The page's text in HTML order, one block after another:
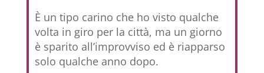
È un tipo carino che ho visto qualche
volta in giro per la città, ma un giorno
è sparito all’improvviso ed è riapparso
solo qualche anno dopo.